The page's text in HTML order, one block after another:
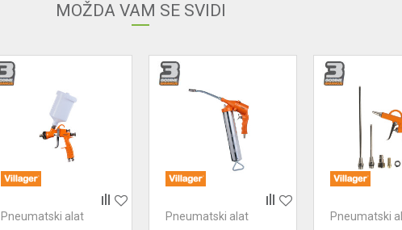
MOŽDA VAM SE SVIDI
Pneumatski alat
Pneumatski alat
Pneumatski